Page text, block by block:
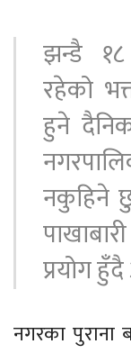
झन्डै
रहेको
हुने
नकुहिने
प्रयोग
नगरका पुराना